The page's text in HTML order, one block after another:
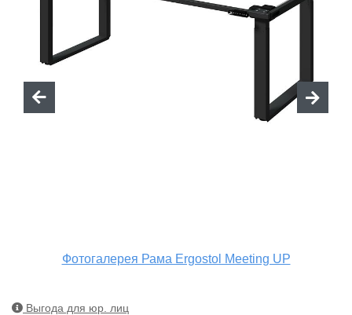
Фотогалерея Рама Ergostol Meeting UP
Выгода для юр. лиц